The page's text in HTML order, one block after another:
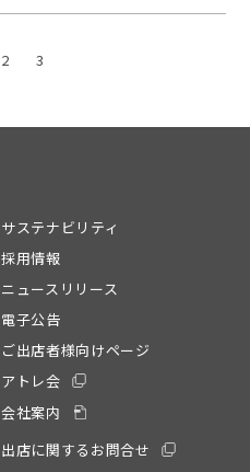
2 3
サステナビリティ
採用情報
ニュースリリース
電子公告
ご出店者様向けページ
アトレ会
会社案内
出店に関するお問合せ